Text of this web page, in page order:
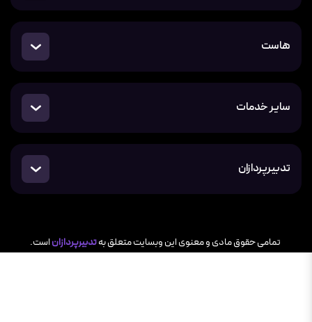
هاست
سایر خدمات
تدبیرپردازان
تمامی حقوق مادی و معنوی این وبسایت متعلق بهتدبیرپردازاناست.​